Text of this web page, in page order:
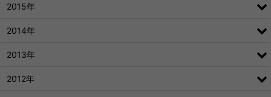
2015年
2014年
2013年
2012年